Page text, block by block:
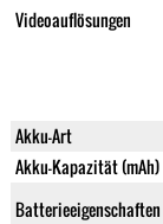
Videoauflösungen
Akku-Art
Akku-Kapazität (mAh)
Batterieeigenschaften